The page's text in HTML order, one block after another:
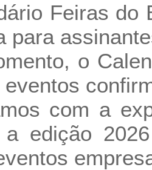
Feiras do
para
o
eventos
com a
a edição